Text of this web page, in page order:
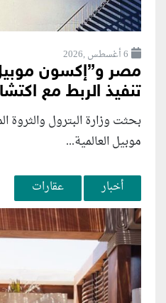
6 أغسطس ,2026
مصر و”إكسون
تنفيذ الربط مع
بحثت وزارة البترول والثروة
موبيل العالمية...
أخبار عقارات